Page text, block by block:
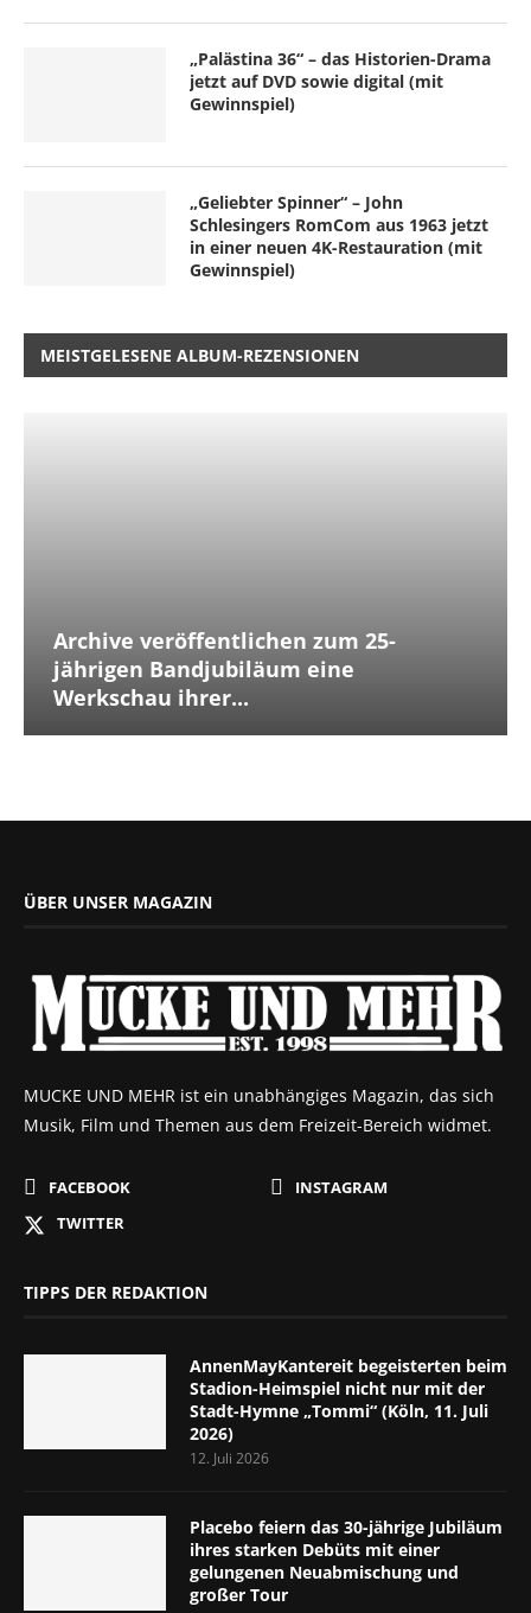
„Palästina 36“ – das Historien-Drama
jetzt auf DVD sowie digital (mit
Gewinnspiel)
„Geliebter Spinner“ – John
Schlesingers RomCom aus 1963 jetzt
in einer neuen 4K-Restauration (mit
Gewinnspiel)
MEISTGELESENE ALBUM-REZENSIONEN
Archive veröffentlichen zum 25-
jährigen Bandjubiläum eine
Werkschau ihrer...
ÜBER UNSER MAGAZIN
MUCKE UND MEHR ist ein unabhängiges Magazin, das sich
Musik, Film und Themen aus dem Freizeit-Bereich widmet.
FACEBOOK
INSTAGRAM
TWITTER
TIPPS DER REDAKTION
AnnenMayKantereit begeisterten beim
Stadion-Heimspiel nicht nur mit der
Stadt-Hymne „Tommi“ (Köln, 11. Juli
2026)
12. Juli 2026
Placebo feiern das 30-jährige Jubiläum
ihres starken Debüts mit einer
gelungenen Neuabmischung und
großer Tour